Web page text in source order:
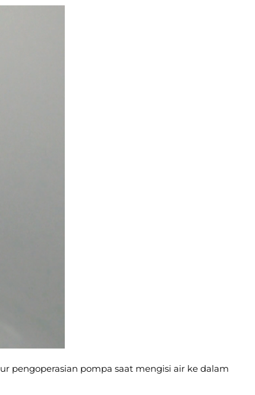
pengoperasian pompa saat mengisi air ke dalam